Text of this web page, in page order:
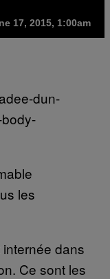
17, 2015, 1:00am
les
dans
Ce sont les